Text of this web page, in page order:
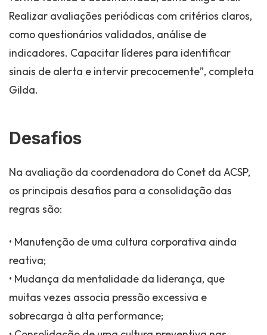
Realizar avaliações periódicas com critérios claros,
como questionários validados, análise de
indicadores. Capacitar líderes para identificar
sinais de alerta e intervir precocemente”, completa
Gilda.
Desafios
Na avaliação da coordenadora do Conet da ACSP,
os principais desafios para a consolidação das
regras são:
• Manutenção de uma cultura corporativa ainda
reativa;
• Mudança da mentalidade da liderança, que
muitas vezes associa pressão excessiva e
sobrecarga à alta performance;